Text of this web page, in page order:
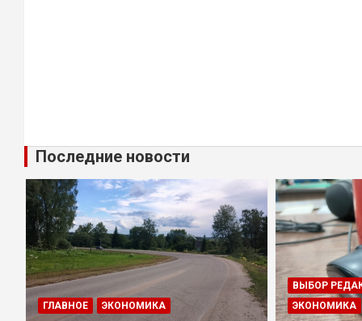
Последние новости
ГЛАВНОЕ ЭКОНОМИКА
ВЫБОР
ЭКОНОМИКА